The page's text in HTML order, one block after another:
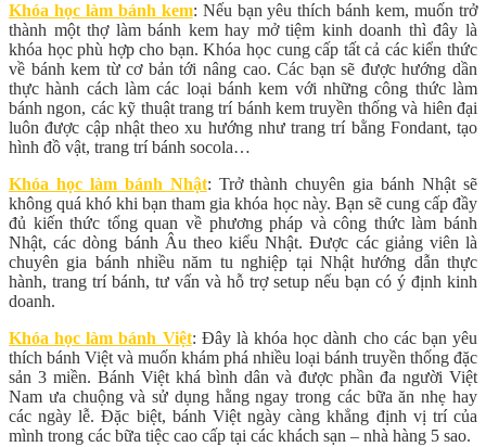
Khóa học làm bánh kem: Nếu bạn yêu thích bánh kem, muốn trở
thành một thợ làm bánh kem hay mở tiệm kinh doanh thì đây là
khóa học phù hợp cho bạn. Khóa học cung cấp tất cả các kiển thức
về bánh kem từ cơ bản tới nâng cao. Các bạn sẽ được hướng dần
thực hành cách làm các loại bánh kem với những công thức làm
bánh ngon, các kỹ thuật trang trí bánh kem truyền thống và hiên đại
luôn được cập nhật theo xu hướng như trang trí bằng Fondant, tạo
hình đồ vật, trang trí bánh socola…
Khóa học làm bánh Nhật: Trở thành chuyên gia bánh Nhật sẽ
không quá khó khi bạn tham gia khóa học này. Bạn sẽ cung cấp đầy
đủ kiến thức tổng quan về phương pháp và công thức làm bánh
Nhật, các dòng bánh Âu theo kiểu Nhật. Được các giảng viên là
chuyên gia bánh nhiều năm tu nghiệp tại Nhật hướng dẫn thực
hành, trang trí bánh, tư vấn và hỗ trợ setup nếu bạn có ý định kinh
doanh.
Khóa học làm bánh Việt: Đây là khóa học dành cho các bạn yêu
thích bánh Việt và muốn khám phá nhiều loại bánh truyền thống đặc
sản 3 miền. Bánh Việt khá bình dân và được phần đa người Việt
Nam ưa chuộng và sử dụng hằng ngay trong các bữa ăn nhẹ hay
các ngày lễ. Đặc biệt, bánh Việt ngày càng khẳng định vị trí của
mình trong các bữa tiệc cao cấp tại các khách sạn – nhà hàng 5 sao.